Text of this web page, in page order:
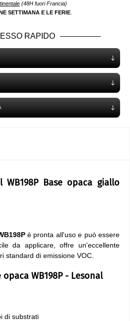
(48H fuori Francia)
SETTIMANA E LE FERIE.
RAPIDO
WB198P Base opaca giallo
è pronta all'uso e può essere
da applicare, offre un'eccellente
standard di emissione VOC.
WB198P - Lesonal
di substrati